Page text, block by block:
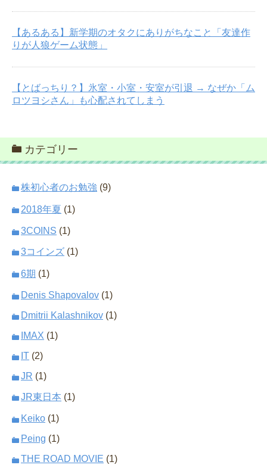
【あるある】新学期のオタクにありがちなこと「友達作
りが人狼ゲーム状態」
【とばっちり？】氷室・小室・安室が引退 → なぜか「ム
ロツヨシさん」も心配されてしまう
カテゴリー
株初心者のお勉強 (9)
2018年夏 (1)
3COINS (1)
3コインズ (1)
6期 (1)
Denis Shapovalov (1)
Dmitrii Kalashnikov (1)
IMAX (1)
IT (2)
JR (1)
JR東日本 (1)
Keiko (1)
Peing (1)
THE ROAD MOVIE (1)